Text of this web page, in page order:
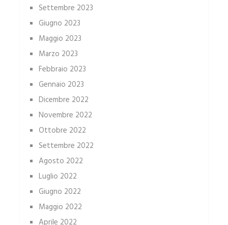
Settembre 2023
Giugno 2023
Maggio 2023
Marzo 2023
Febbraio 2023
Gennaio 2023
Dicembre 2022
Novembre 2022
Ottobre 2022
Settembre 2022
Agosto 2022
Luglio 2022
Giugno 2022
Maggio 2022